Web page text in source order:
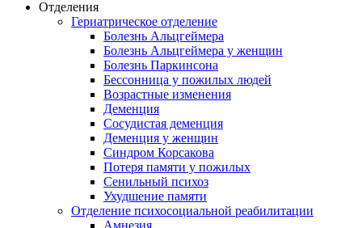
Отделения
Гериатрическое отделение
Болезнь Альцгеймера
Болезнь Альцгеймера у женщин
Болезнь Паркинсона
Бессонница у пожилых людей
Возрастные изменения
Деменция
Сосудистая деменция
Деменция у женщин
Синдром Корсакова
Потеря памяти у пожилых
Сенильный психоз
Ухудшение памяти
Отделение психосоциальной реабилитации
Амнезия